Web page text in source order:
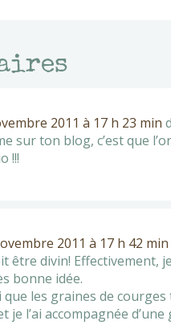
2011 à 17 h 23 min
sur ton blog, c’est que
!!!
2011 à 17 h 42 min
être divin! Effectivement,
bonne idée.
que les graines de
je l’ai accompagnée